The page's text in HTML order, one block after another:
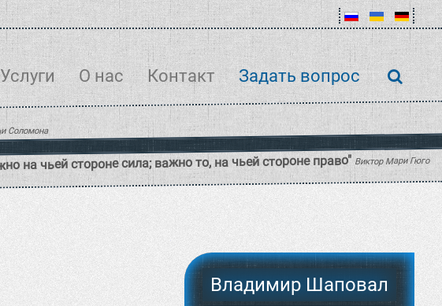
Услуги О нас Контакт Задать вопрос
Владимир Шаповал